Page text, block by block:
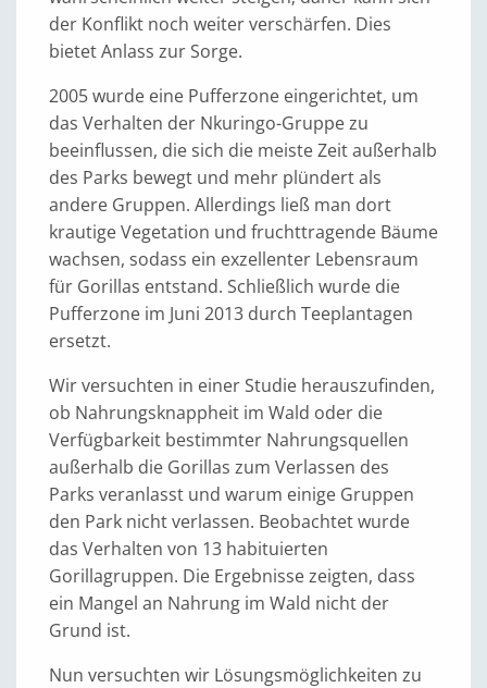
der Konflikt noch weiter verschärfen. Dies
bietet Anlass zur Sorge.
2005 wurde eine Pufferzone eingerichtet, um
das Verhalten der Nkuringo-Gruppe zu
beeinflussen, die sich die meiste Zeit außerhalb
des Parks bewegt und mehr plündert als
andere Gruppen. Allerdings ließ man dort
krautige Vegetation und fruchttragende Bäume
wachsen, sodass ein exzellenter Lebensraum
für Gorillas entstand. Schließlich wurde die
Pufferzone im Juni 2013 durch Teeplantagen
ersetzt.
Wir versuchten in einer Studie herauszufinden,
ob Nahrungsknappheit im Wald oder die
Verfügbarkeit bestimmter Nahrungsquellen
außerhalb die Gorillas zum Verlassen des
Parks veranlasst und warum einige Gruppen
den Park nicht verlassen. Beobachtet wurde
das Verhalten von 13 habituierten
Gorillagruppen. Die Ergebnisse zeigten, dass
ein Mangel an Nahrung im Wald nicht der
Grund ist.
Nun versuchten wir Lösungsmöglichkeiten zu